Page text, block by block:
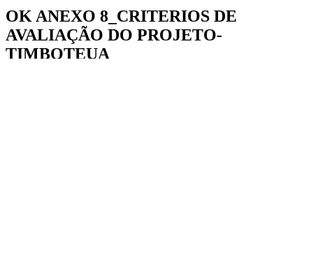
OK ANEXO 8_CRITERIOS DE
AVALIAÇÃO DO PROJETO-
TIMBOTEUA